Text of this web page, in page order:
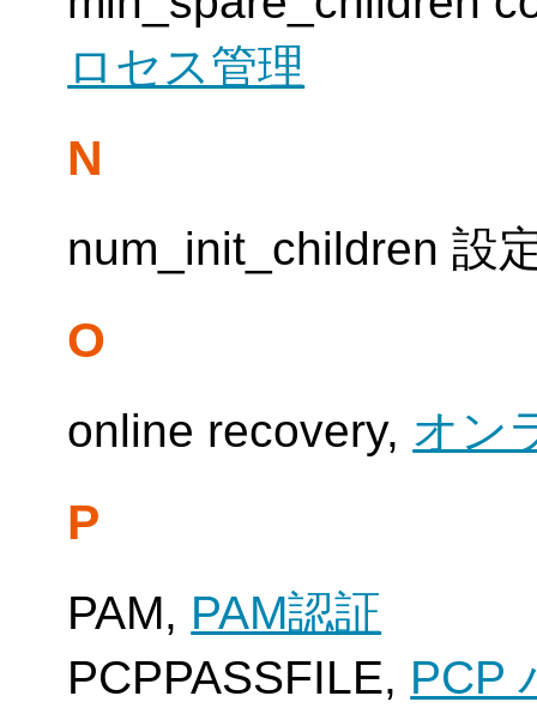
ロセス管理
N
num_init_children 設
O
online recovery, オン
P
PAM, PAM認証
PCPPASSFILE, PCP